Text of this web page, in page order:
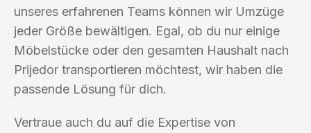
unseres erfahrenen Teams können wir Umzüge
jeder Größe bewältigen. Egal, ob du nur einige
Möbelstücke oder den gesamten Haushalt nach
Prijedor transportieren möchtest, wir haben die
passende Lösung für dich.
Vertraue auch du auf die Expertise von